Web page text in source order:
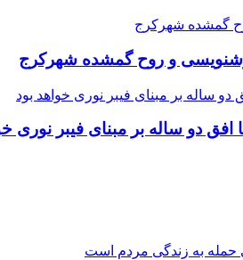
و روح گمشده شهرکرج
دو ساله بر مبنای فیبر نوری